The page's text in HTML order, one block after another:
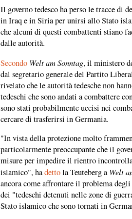
Il governo tedesco ha perso le tracce di
in Iraq e in Siria per unirsi allo Stato
che alcuni di questi combattenti stiano
dalle autorità.
Secondo Welt am Sonntag, il ministero
dal segretario generale del Partito
rivelato che le autorità tedesche non
tedeschi che sono andati a combattere
sono stati probabilmente uccisi nei
cercare di trasferirsi in Germania.
"In vista della protezione molto
particolarmente preoccupante che il
misure per impedire il rientro
islamico", hadettola Teuteberg a Welt
ancora come affrontare il problema
dei "tedeschi detenuti nelle zone di
Stato islamico che sono tornati in